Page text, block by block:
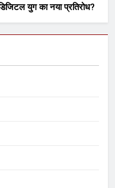
युग का नया प्रतिरोध?